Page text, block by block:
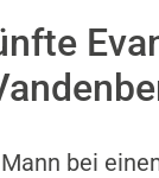
bei